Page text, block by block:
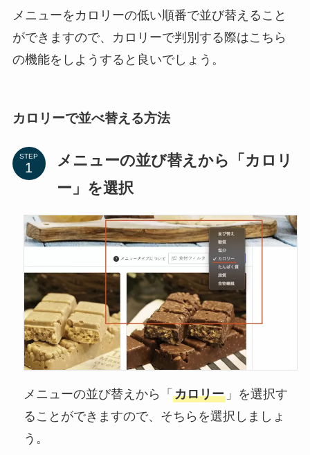
メニューをカロリーの低い順番で並び替えること
ができますので、カロリーで判別する際はこちら
の機能をしようすると良いでしょう。
カロリーで並べ替える方法
STEP
メニューの並び替えから「カロリ
ー」を選択
メニューの並び替えから「 カロリー」を選択す
ることができますので、そちらを選択しましょ
う。